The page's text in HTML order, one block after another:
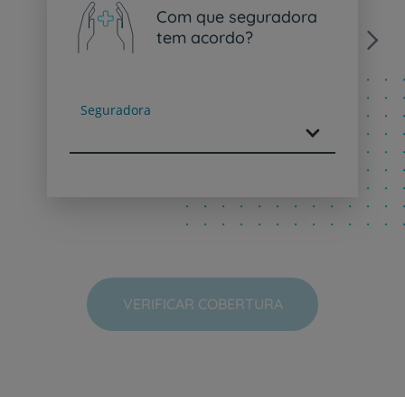
Com que seguradora
tem acordo?
Seguradora
Next
VERIFICAR COBERTURA